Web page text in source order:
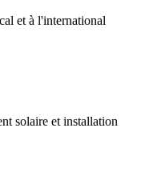
et à l'international
solaire et installation